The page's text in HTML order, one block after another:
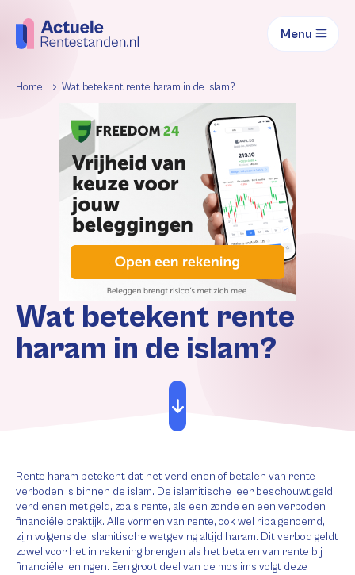
Menu
Home Wat betekent rente haram in de islam?
Wat betekent rente
haram in de islam?
Rente haram betekent dat het verdienen of betalen van rente
verboden is binnen de islam. De islamitische leer beschouwt geld
verdienen met geld, zoals rente, als een zonde en een verboden
financiële praktijk. Alle vormen van rente, ook wel riba genoemd,
zijn volgens de islamitische wetgeving altijd haram. Dit verbod geldt
zowel voor het in rekening brengen als het betalen van rente bij
financiële leningen. Een groot deel van de moslims volgt deze